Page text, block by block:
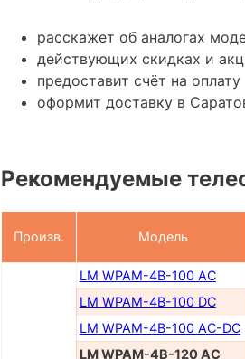
расскажет об аналогах
действующих скидках и
предоставит счёт на оплату
оформит доставку в
Рекомендуемые
Произв. Модель
LM WPAM-4B-100 AC
LM WPAM-4B-100 DC
LM WPAM-4B-100 AC-DC
LM WPAM-4B-120 AC